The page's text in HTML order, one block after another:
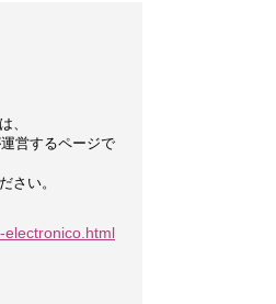
、
営するページで
さい。
electronico.html